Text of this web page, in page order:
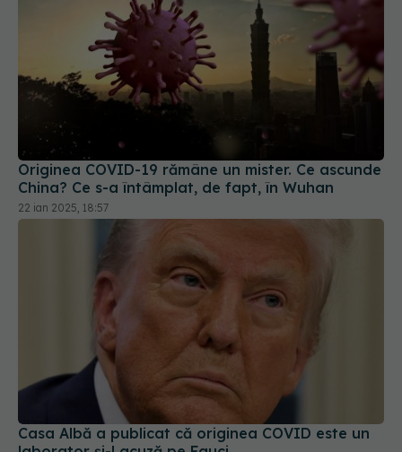
Originea COVID-19 rămâne un mister. Ce ascunde
China? Ce s-a întâmplat, de fapt, în Wuhan
22 ian 2025, 18:57
Casa Albă a publicat că originea COVID este un